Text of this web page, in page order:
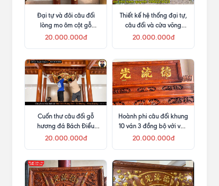
Đại tự và đôi câu đối
lòng mo ôm cột gỗ
hương đá
20.000.000đ
Thiết kế hệ thống đại tự,
câu đối và cửa võng
trong phòng thờ
20.000.000đ
Cuốn thư câu đối gỗ
hương đá Bách Điểu
Chiều Phụng
20.000.000đ
Hoành phi câu đối khung
10 ván 3 đồng bộ với vua
sập thờ
20.000.000đ